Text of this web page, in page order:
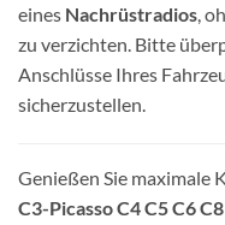
eines Nachrüstradios ,
zu verzichten. Bitte
Anschlüsse Ihres
sicherzustellen.
Genießen Sie
C3-Picasso C4 C5 C6